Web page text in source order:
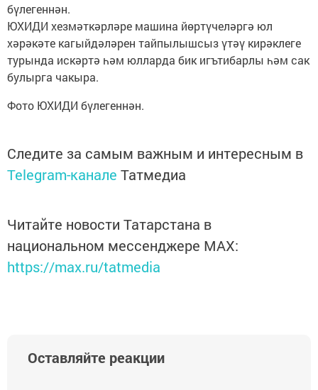
бүлегеннән.
ЮХИДИ хезмәткәрләре машина йөртүчеләргә юл
хәрәкәте кагыйдәләрен тайпылышсыз үтәү кирәклеге
турында искәртә һәм юлларда бик игътибарлы һәм сак
булырга чакыра.
Фото ЮХИДИ бүлегеннән.
Следите за самым важным и интересным в
Telegram-канале Татмедиа
Читайте новости Татарстана в
национальном мессенджере MАХ:
https://max.ru/tatmedia
Оставляйте реакции